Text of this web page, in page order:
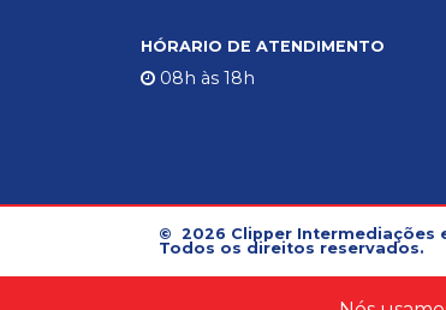
HÓRARIO DE ATENDIMENTO
08h às 18h
© 2026 Clipper Intermediações
Todos os direitos reservados.